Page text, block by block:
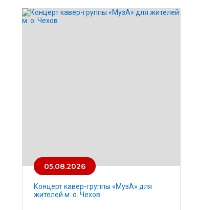
05.08.2026
Концерт кавер-группы «МузА» для
жителей м. о. Чехов